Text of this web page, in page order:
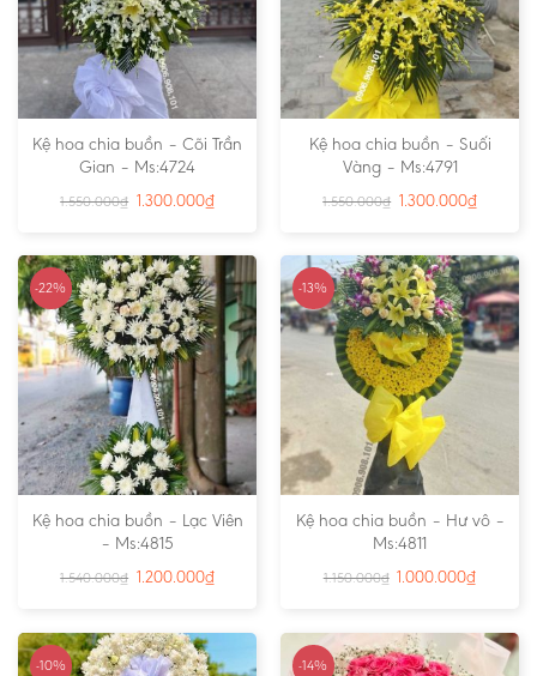
Kệ hoa chia buồn – Cõi Trần
Gian – Ms:4724
1.550.000₫ 1.300.000₫
Kệ hoa chia buồn – Suối
Vàng – Ms:4791
1.550.000₫ 1.300.000₫
-22%
Kệ hoa chia buồn – Lạc Viên
– Ms:4815
1.540.000₫ 1.200.000₫
-13%
Kệ hoa chia buồn – Hư vô –
Ms:4811
1.150.000₫ 1.000.000₫
-10% -14%